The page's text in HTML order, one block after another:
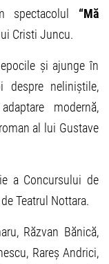
spectacolul “Mă
Cristi Juncu.
și ajunge în
despre neliniștile,
modernă,
al lui Gustave
a Concursului de
Teatrul Nottara.
Răzvan Bănică,
Rareș Andrici,